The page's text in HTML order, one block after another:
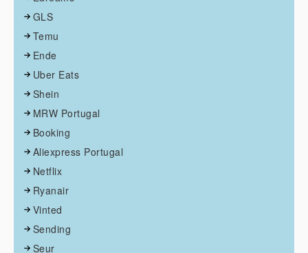
GLS
Temu
Ende
Uber Eats
Shein
MRW Portugal
Booking
Aliexpress Portugal
Netflix
Ryanair
Vinted
Sending
Seur